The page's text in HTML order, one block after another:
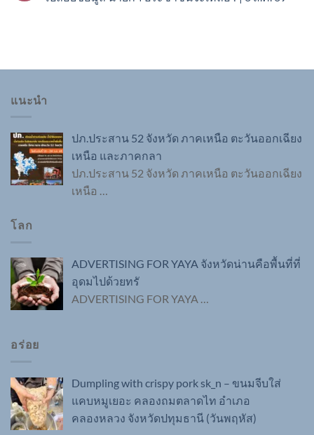
แนะนำ
ปภ.ประสาน 52 จังหวัด ภาคเหนือ ตะวันออกเฉียง
เหนือ และภาคกลา
ปภ.ประสาน 52 จังหวัด ภาคเหนือ ตะวันออกเฉียง
เหนือ …
โลก
ADVERTISING FOR YAYA จังหวัดน่านคือพื้นที่ที่
อุดมไปด้วยทรั
ADVERTISING FOR YAYA
อร่อย
Dumpling with crispy pork sk_n – ขนมจีบใส่
แคบหมูเยอะ คลองถมตลาดไท อำเภอ
คลองหลวง จังหวัดปทุมธานี (วันพฤหัส)